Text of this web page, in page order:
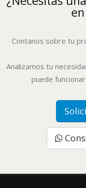
Contanos sobre tu
Analizamos tu
puede